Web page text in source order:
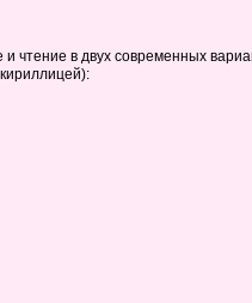
в двух современных